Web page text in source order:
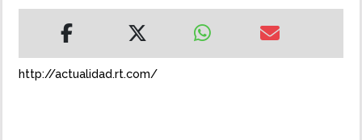
http://actualidad.rt.com/